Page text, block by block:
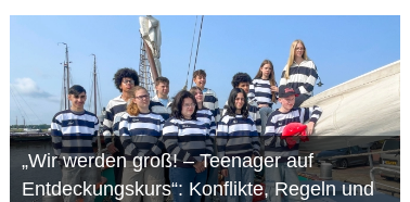
„Wir werden groß! – Teenager auf
Entdeckungskurs“: Konflikte, Regeln und